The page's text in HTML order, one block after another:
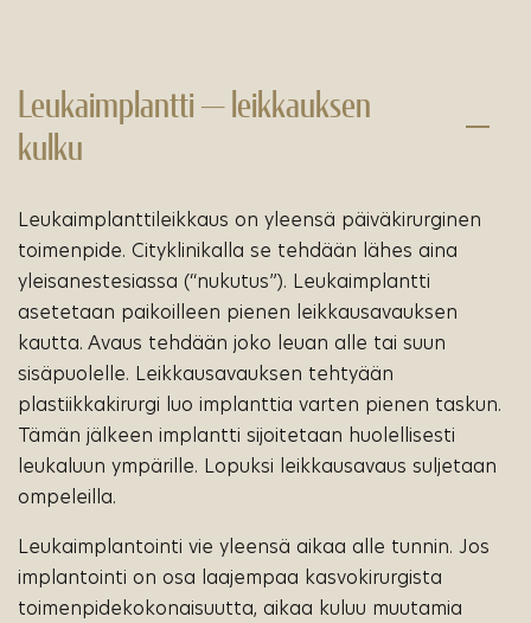
Leukaimplantti — leikkauksen
kulku
Leukaimplanttileikkaus on yleensä päiväkirurginen
toimenpide. Cityklinikalla se tehdään lähes aina
yleisanestesiassa (“nukutus”). Leukaimplantti
asetetaan paikoilleen pienen leikkausavauksen
kautta. Avaus tehdään joko leuan alle tai suun
sisäpuolelle. Leikkausavauksen tehtyään
plastiikkakirurgi luo implanttia varten pienen taskun.
Tämän jälkeen implantti sijoitetaan huolellisesti
leukaluun ympärille. Lopuksi leikkausavaus suljetaan
ompeleilla.
Leukaimplantointi vie yleensä aikaa alle tunnin. Jos
implantointi on osa laajempaa kasvokirurgista
toimenpidekokonaisuutta, aikaa kuluu muutamia